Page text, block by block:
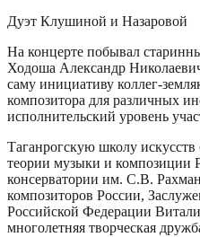
Дуэт Клушиной и Назаровой
На концерте побывал
Ходоша Александр
саму инициативу коллег-
композитора для различных
исполнительский уровень
Таганрогскую школу
теории музыки и композиции
консерватории им. С.В.
композиторов России,
Российской Федерации
многолетняя творческая